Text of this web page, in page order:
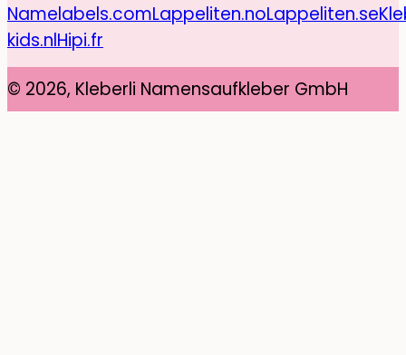
Namelabels.comLappeliten.noLappeliten.se
kids.nlHipi.fr
© 2026, Kleberli Namensaufkleber GmbH